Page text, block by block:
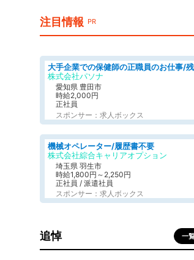
注目情報 PR
大
株式会社パソナ
愛知県 豊田市
時給2,000円
正社員
スポンサー：求人ボックス
機械オペレーター/履歴書不要
株式会社綜合キャリアオプション
埼玉県 羽生市
時給1,800円～2,250円
正社員 / 派遣社員
スポンサー：求人ボックス
追悼 一